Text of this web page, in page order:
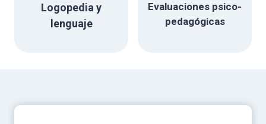
Logopedia y
lenguaje
Evaluaciones psico-
pedagógicas